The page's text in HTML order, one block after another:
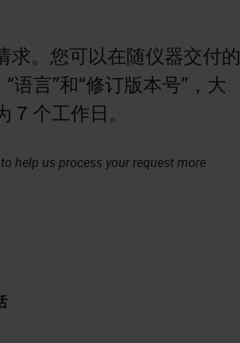
求。您可以在随仪器交付的
语言”和“修订版本号”，大
7 个工作日。
help us process your request more